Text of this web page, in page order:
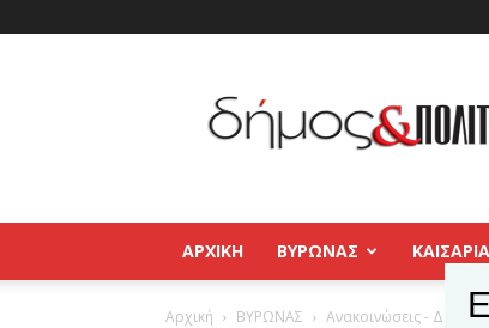
και
Πολιτεία
Βύρωνας
–
Παγκράτι
ΑΡΧΙΚΉ ΒΥΡΩΝΑΣ
Αρχική ΒΥΡΩΝΑΣ Ανακοινώσεις -